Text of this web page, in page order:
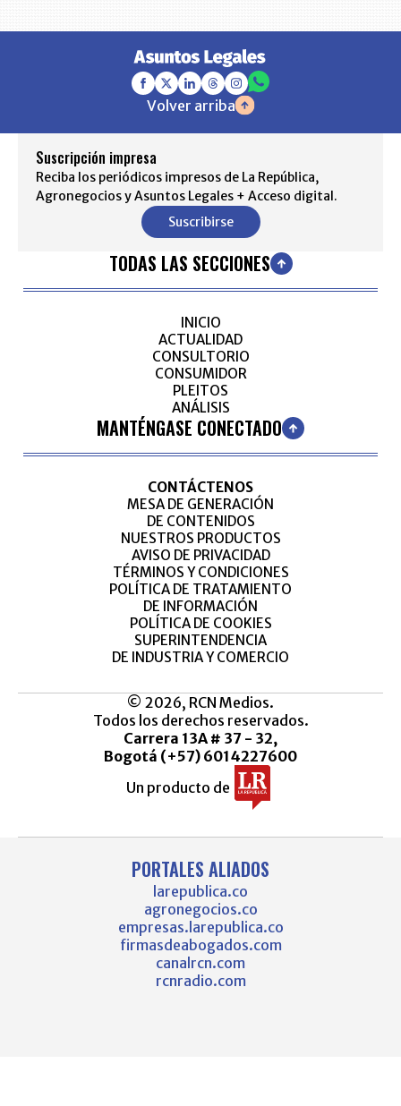
Volver arriba
Suscripción impresa
Reciba los periódicos impresos de La República,
Agronegocios y Asuntos Legales + Acceso digital.
Suscribirse
TODAS LAS SECCIONES
INICIO
ACTUALIDAD
CONSULTORIO
CONSUMIDOR
PLEITOS
ANÁLISIS
MANTÉNGASE CONECTADO
CONTÁCTENOS
MESA DE GENERACIÓN
DE CONTENIDOS
NUESTROS PRODUCTOS
AVISO DE PRIVACIDAD
TÉRMINOS Y CONDICIONES
POLÍTICA DE TRATAMIENTO
DE INFORMACIÓN
POLÍTICA DE COOKIES
SUPERINTENDENCIA
DE INDUSTRIA Y COMERCIO
© 2026, RCN Medios.
Todos los derechos reservados.
Carrera 13A # 37 - 32,
Bogotá (+57) 6014227600
Un producto de
PORTALES ALIADOS
larepublica.co
agronegocios.co
empresas.larepublica.co
firmasdeabogados.com
canalrcn.com
rcnradio.com